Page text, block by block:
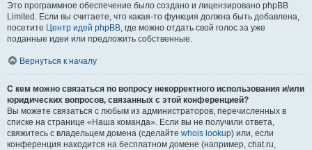
Это программное обеспечение было создано и лицензировано phpBB
Limited. Если вы считаете, что какая-то функция должна быть добавлена,
посетите Центр идей phpBB, где можно отдать свой голос за уже
поданные идеи или предложить собственные.
Вернуться к началу
С кем можно связаться по вопросу некорректного использования и/или
юридических вопросов, связанных с этой конференцией?
Вы можете связаться с любым из администраторов, перечисленных в
списке на странице «Наша команда». Если вы не получили ответа,
свяжитесь с владельцем домена (сделайте whois lookup) или, если
конференция находится на бесплатном домене (например, chat.ru,